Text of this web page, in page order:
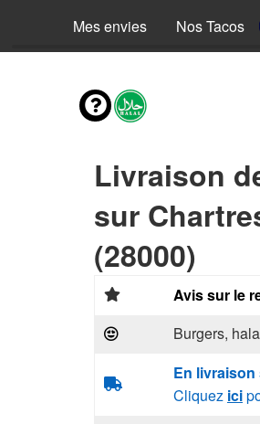
Mes envies Nos Tacos
Livraison
sur
(28000)
Avis sur le
Burgers,
En
Cliquez ici